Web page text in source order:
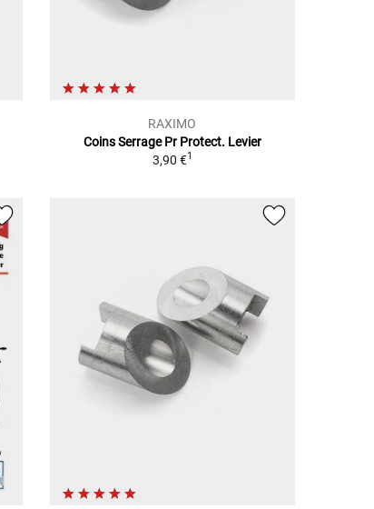
RAXIMO
Coins Serrage Pr Protect. Levier
3,90 €1